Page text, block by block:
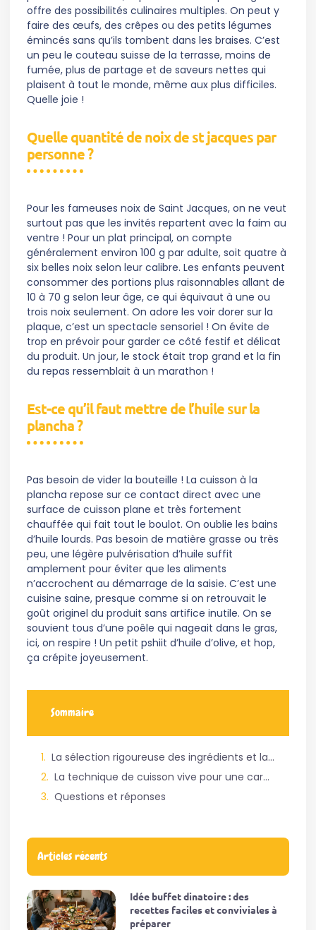
offre des possibilités culinaires multiples. On peut y
faire des œufs, des crêpes ou des petits légumes
émincés sans qu’ils tombent dans les braises. C’est
un peu le couteau suisse de la terrasse, moins de
fumée, plus de partage et de saveurs nettes qui
plaisent à tout le monde, même aux plus difficiles.
Quelle joie !
Quelle quantité de noix de st jacques par
personne ?
Pour les fameuses noix de Saint Jacques, on ne veut
surtout pas que les invités repartent avec la faim au
ventre ! Pour un plat principal, on compte
généralement environ 100 g par adulte, soit quatre à
six belles noix selon leur calibre. Les enfants peuvent
consommer des portions plus raisonnables allant de
10 à 70 g selon leur âge, ce qui équivaut à une ou
trois noix seulement. On adore les voir dorer sur la
plaque, c’est un spectacle sensoriel ! On évite de
trop en prévoir pour garder ce côté festif et délicat
du produit. Un jour, le stock était trop grand et la fin
du repas ressemblait à un marathon !
Est-ce qu’il faut mettre de l’huile sur la
plancha ?
Pas besoin de vider la bouteille ! La cuisson à la
plancha repose sur ce contact direct avec une
surface de cuisson plane et très fortement
chauffée qui fait tout le boulot. On oublie les bains
d’huile lourds. Pas besoin de matière grasse ou très
peu, une légère pulvérisation d’huile suffit
amplement pour éviter que les aliments
n’accrochent au démarrage de la saisie. C’est une
cuisine saine, presque comme si on retrouvait le
goût originel du produit sans artifice inutile. On se
souvient tous d’une poêle qui nageait dans le gras,
ici, on respire ! Un petit pshiit d’huile d’olive, et hop,
ça crépite joyeusement.
Sommaire
La sélection rigoureuse des ingrédients et la mise en condition des produits
La technique de cuisson vive pour une caramélisation extérieure et un centre fondant
Questions et réponses
Articles récents
Idée buffet dinatoire : des
recettes faciles et conviviales à
préparer